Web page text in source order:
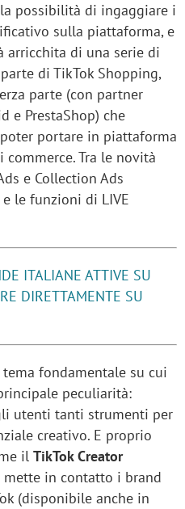
possibilità di ingaggiare i
sulla piattaforma, e
arricchita di una serie di
di TikTok Shopping,
parte (con partner
e PrestaShop) che
portare in piattaforma
Tra le novità
e Collection Ads
le funzioni di LIVE
ITALIANE ATTIVE SU
DIRETTAMENTE SU
fondamentale su cui
peculiarità:
utenti tanti strumenti per
creativo. E proprio
il TikTok Creator
mette in contatto i brand
(disponibile anche in